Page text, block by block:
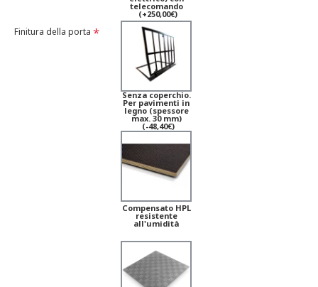
telecomando
(+250,00€)
Finitura della porta
Senza coperchio.
Per pavimenti in
legno (spessore
max. 30 mm)
(-48,40€)
Compensato HPL
resistente
all'umidità